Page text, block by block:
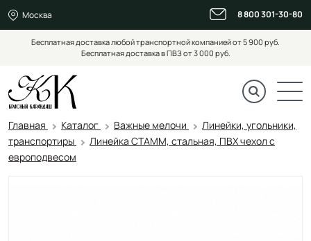
Москва 8 800 301-30-80
Бесплатная доставка любой транспортной компанией от 5 900 руб.
Бесплатная доставка в ПВЗ от 3 000 руб.
Главная Каталог Важные мелочи
Линейки, угольники,
транспортиры
Линейка СТАММ, стальная, ПВХ чехол с
европодвесом